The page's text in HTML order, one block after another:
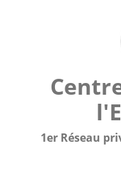
1er Réseau